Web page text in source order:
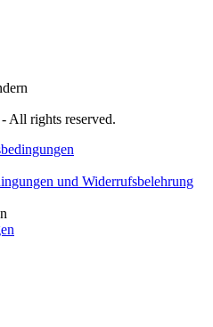
- All rights reserved.
und Widerrufsbelehrung